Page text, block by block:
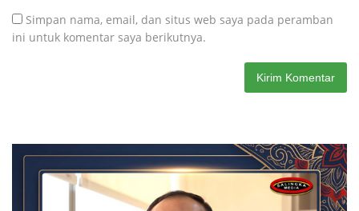
Simpan nama, email, dan situs web saya pada peramban
ini untuk komentar saya berikutnya.